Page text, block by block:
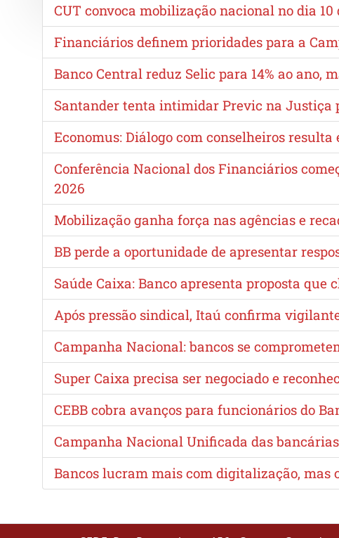
CUT convoca mobilização nacional no dia 10
Financiários definem prioridades para a
Banco Central reduz Selic para 14% ao ano,
Santander tenta intimidar Previc na Justiça
Economus: Diálogo com conselheiros
Conferência Nacional dos Financiários
2026
Mobilização ganha força nas agências e
BB perde a oportunidade de apresentar
Saúde Caixa: Banco apresenta proposta que
Após pressão sindical, Itaú confirma
Campanha Nacional: bancos se
Super Caixa precisa ser negociado e
CEBB cobra avanços para funcionários do
Campanha Nacional Unificada das
Bancos lucram mais com digitalização, mas